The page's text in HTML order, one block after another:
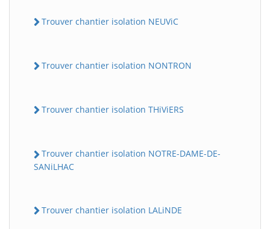
Trouver chantier isolation NEUViC
Trouver chantier isolation NONTRON
Trouver chantier isolation THiViERS
Trouver chantier isolation NOTRE-DAME-DE-
SANiLHAC
Trouver chantier isolation LALiNDE